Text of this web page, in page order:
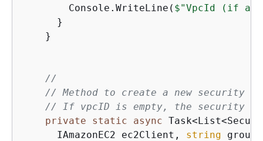
        Console.WriteLine(
$"VpcId (if
      }
    }
//
// Method to create a new security
// If vpcID is empty, the security
private
static async
      IAmazonEC2 ec2Client,
string